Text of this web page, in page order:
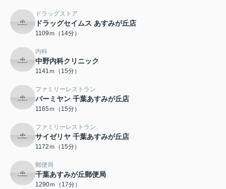
ドラッグストア
ドラッグセイムス あすみが丘店
1109ｍ（14分）
内科
中野内科クリニック
1141ｍ（15分）
ファミリーレストラン
バーミヤン 千葉あすみが丘店
1165ｍ（15分）
ファミリーレストラン
サイゼリヤ 千葉あすみが丘店
1172ｍ（15分）
郵便局
千葉あすみが丘郵便局
1290ｍ（17分）